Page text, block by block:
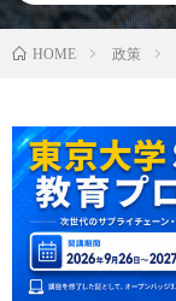
HOME 政策